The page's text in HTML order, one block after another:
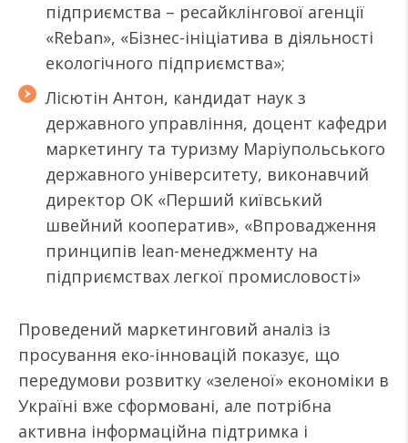
підприємства – ресайклінгової агенції
«Reban», «Бізнес-ініціатива в діяльності
екологічного підприємства»;
Лісютін Антон, кандидат наук з
державного управління, доцент кафедри
маркетингу та туризму Маріупольського
державного університету, виконавчий
директор ОК «Перший київський
швейний кооператив», «Впровадження
принципів lean-менеджменту на
підприємствах легкої промисловості»
Проведений маркетинговий аналіз із
просування еко-інновацій показує, що
передумови розвитку «зеленої» економіки в
Україні вже сформовані, але потрібна
активна інформаційна підтримка і